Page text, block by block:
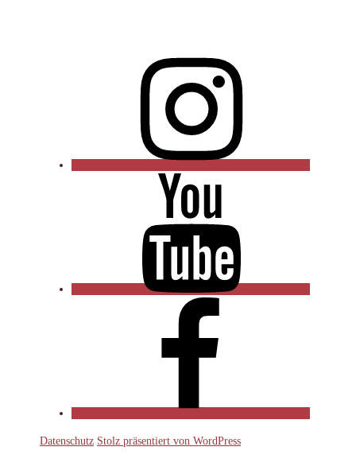
Datenschutz Stolz präsentiert von WordPress